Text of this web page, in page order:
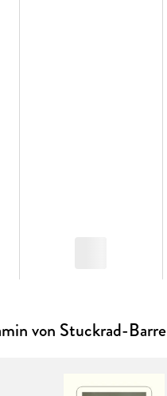
von Stuckrad-Barre